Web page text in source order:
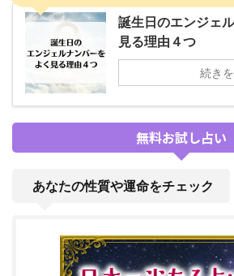
誕生日のエンジェ
見る理由４つ
続き
無料お試し占い
あなたの性質や運命をチェック